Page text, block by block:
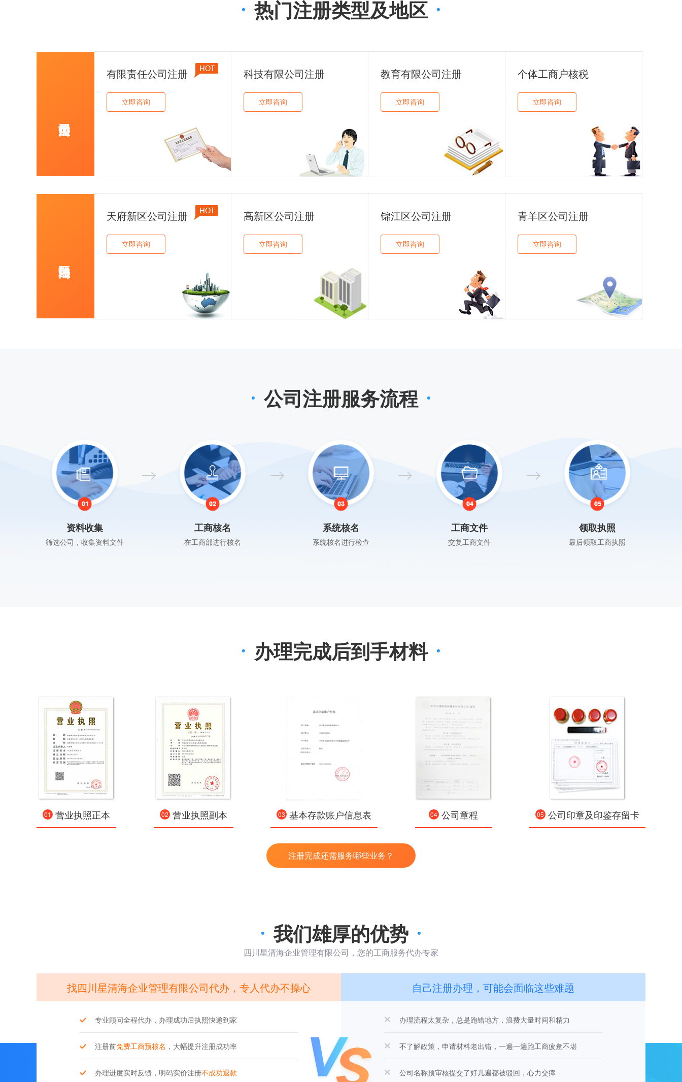
热门注册类型及地区
有限责任公司注册
立即咨询
科技有限公司注册
立即咨询
教育有限公司注册
立即咨询
个体工商户核税
立即咨询
天府新区公司注册
立即咨询
高新区公司注册
立即咨询
锦江区公司注册
立即咨询
青羊区公司注册
立即咨询
公司注册服务流程
资料收集
筛选公司，收集资料文件
工商核名
在工商部进行核名
系统核名
系统核名进行检查
工商文件
交复工商文件
领取执照
最后领取工商执照
办理完成后到手材料
营业执照正本 营业执照副本 基本存款账户信息表 公司章程 公司印章及印鉴存留卡
注册完成还需服务哪些业务？
我们雄厚的优势
四川星清海企业管理有限公司，您的工商服务代办专家
找四川星清海企业管理有限公司代办，专人代办不操心
专业顾问全程代办，办理成功后执照快递到家
注册前免费工商预核名 ，大幅提升注册成功率
办理进度实时反馈，明码实价注册不成功退款
自己注册办理，可能会面临这些难题
办理流程太复杂，总是跑错地方，浪费大量时间和精力
不了解政策，申请材料老出错，一遍一遍跑工商疲惫不堪
公司名称预审核提交了好几遍都被驳回，心力交瘁